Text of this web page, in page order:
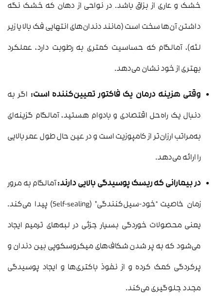
خشک و عاری از بزاق باشد. در نواحی از دهان که خشک نگه
داشتن آن‌ها سخت است (مانند دندان‌های انتهایی فک بالا یا زیر
لثه)، آمالگام که حساسیت کمتری به رطوبت دارد، عملکرد
بهتری از خود نشان می‌دهد.
وقتی هزینه درمان یک فاکتور تعیین‌کننده است: اگر به
دنبال یک راه‌حل اقتصادی و بادوام هستید، آمالگام گزینه‌ای
به‌مراتب ارزان‌تر از کامپوزیت است و در عین حال طول عمر بالایی
را ارائه می‌دهد.
در بیمارانی که ریسک پوسیدگی بالایی دارند:آمالگام به مرور
زمان خاصیت “خود-سیل‌کنندگی” (Self-sealing) پیدا می‌کند.
یعنی محصولات خوردگی بسیار جزئی در لبه‌های ترمیم ایجاد
می‌شود که به پر شدن شکاف‌های میکروسکوپی بین دندان و
پرکردگی کمک کرده و از نفوذ باکتری‌ها و ایجاد پوسیدگی
مجدد جلوگیری می‌کند.